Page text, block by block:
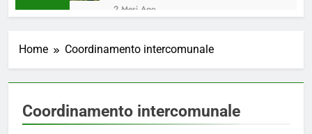
2 Mesi Ago
4 Mesi Ago
ORDINANZA N. 8/2026 –
PARZIALE REVOCA DEL DIVIETO
POTABILE
4 Mesi Ago
📢Aggiornamento Situazione
Home Coordinamento intercomunale
Coordinamento intercomunale